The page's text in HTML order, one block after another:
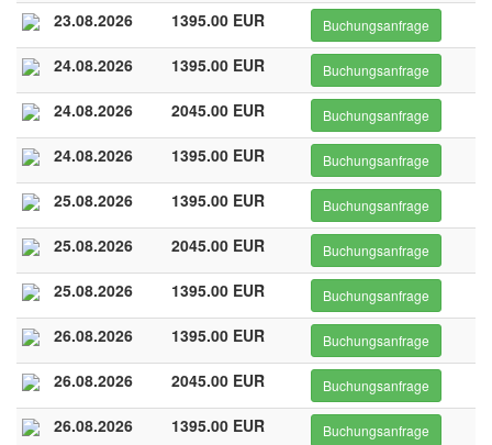
23.08.2026 1395.00 EUR Buchungsanfrage
24.08.2026 1395.00 EUR Buchungsanfrage
24.08.2026 2045.00 EUR Buchungsanfrage
24.08.2026 1395.00 EUR Buchungsanfrage
25.08.2026 1395.00 EUR Buchungsanfrage
25.08.2026 2045.00 EUR Buchungsanfrage
25.08.2026 1395.00 EUR Buchungsanfrage
26.08.2026 1395.00 EUR Buchungsanfrage
26.08.2026 2045.00 EUR Buchungsanfrage
26.08.2026 1395.00 EUR Buchungsanfrage